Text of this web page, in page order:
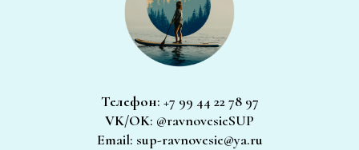
Телефон: +7 99 44 22 78 97
VK/OK: @ravnovesieSUP
Email: sup-ravnovesie@ya.ru